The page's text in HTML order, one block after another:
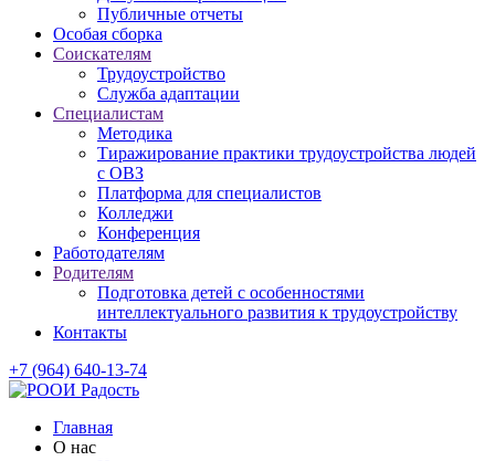
Публичные отчеты
Особая сборка
Соискателям
Трудоустройство
Служба адаптации
Специалистам
Методика
Тиражирование практики трудоустройства людей
с ОВЗ
Платформа для специалистов
Колледжи
Конференция
Работодателям
Родителям
Подготовка детей с особенностями
интеллектуального развития к трудоустройству
Контакты
+7 (964) 640-13-74
Главная
О нас